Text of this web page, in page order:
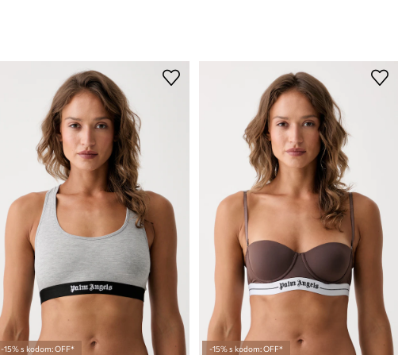
-15% s kodom: OFF* -15% s kodom: OFF*